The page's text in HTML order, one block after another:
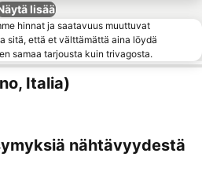
lisää
hinnat ja saatavuus muuttuvat
sitä, että et välttämättä aina löydä
samaa tarjousta kuin trivagosta.
Italia)
nähtävyydestä